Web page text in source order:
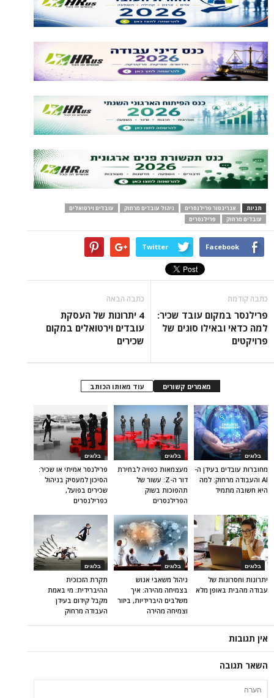
תגיות אגריגטור פרילנסרים ניהול עובדים מרחוק
עובדים וירטואלים
עובדים מרחוק
פרילנסרים
Facebook
Twitter
כתבה קודמת
פרילנסר במקום עובד שכיר:
למה כדאי ובאילו סוגים של
פרויקטים
כתבה הבאה
4 יתרונות של העסקת
עובדים וירטואלים במקום
שכירים
מאמרים קשורים עוד מאותו הכותב
בלוגים
פרילנסר אמיתי או שכיר:
הסיכון למעסיק בניהול
שכירים בפועל,
כפרילנסרים
בלוגים
מעצמאות כפויה לבחירת
דור ה-Z: עשור של
תהפוכות בשוק
הפרילנסרים
בלוגים
מחוברות עובדים בעידן ה-
AI והעבודה מרחוק: למה
היא חשובה מתמיד
בלוגים
תקרת הזכוכית
ההיברידית: מי באמת
מקבל קידום בעידן
העבודה מרחוק
בלוגים
ניהול משאבי אנוש
בצמיחה מהירה: איך
משלבים היברידיות, ביזור
וצמיחה מהירה
בלוגים
יתרונות וחסרונות של
עבודה מהבית באופן מלא
אין תגובות
השאר תגובה